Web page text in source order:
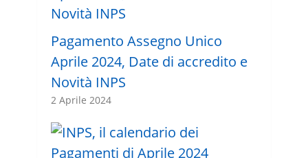
Pagamento Assegno Unico
Aprile 2024, Date di accredito e
Novità INPS
2 Aprile 2024